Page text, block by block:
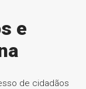
e
de cidadãos